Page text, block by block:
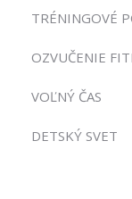
TRÉNINGOVÉ
OZVUČENIE
VOĽNÝ ČAS
DETSKÝ SVET